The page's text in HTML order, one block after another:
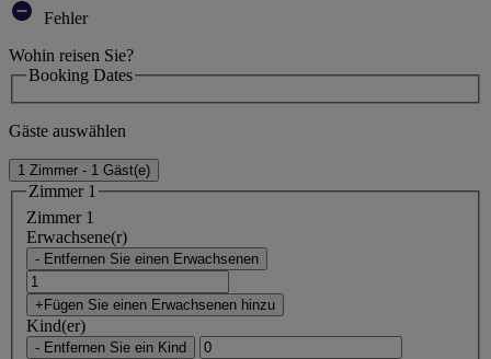
Fehler
Wohin reisen Sie?
Booking Dates
Gäste auswählen
1 Zimmer - 1 Gäst(e)
Zimmer 1
Zimmer 1
Erwachsene(r)
- Entfernen Sie einen Erwachsenen
+Fügen Sie einen Erwachsenen hinzu
Kind(er)
- Entfernen Sie ein Kind